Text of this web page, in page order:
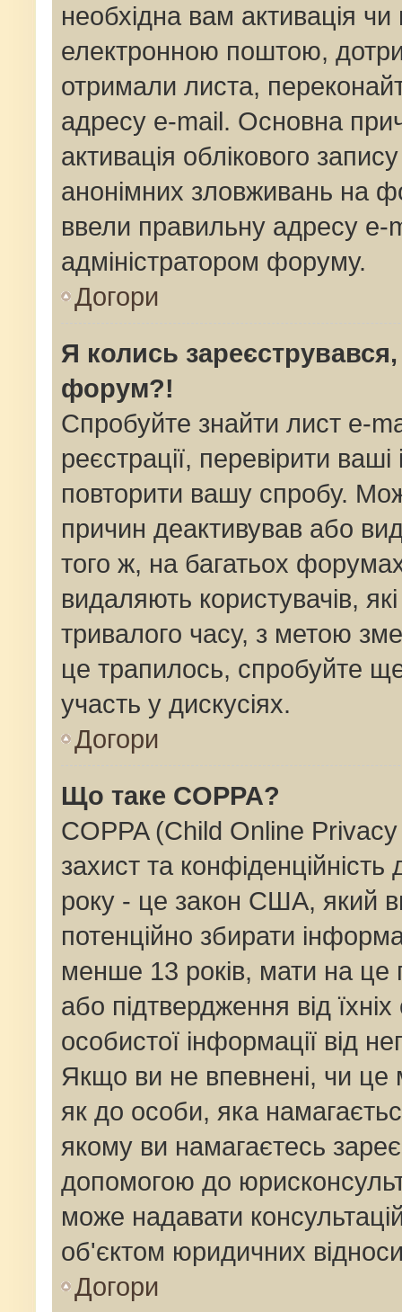
необхідна вам активація
електронною поштою,
отримали листа,
адресу e-mail. Основна
активація облікового
анонімних зловживань на
ввели правильну адресу e-
адміністратором форуму.
Догори
Я колись
форум?!
Спробуйте знайти лист e-
реєстрації, перевірити
повторити вашу спробу.
причин деактивував або
того ж, на багатьох
видаляють користувачів,
тривалого часу, з метою
це трапилось, спробуйте
участь у дискусіях.
Догори
Що таке COPPA?
COPPA (Child Online
захист та конфіденційність
року - це закон США, який
потенційно збирати
менше 13 років, мати на це
або підтвердження від
особистої інформації від
Якщо ви не впевнені, чи
як до особи, яка
якому ви намагаєтесь
допомогою до
може надавати
об'єктом юридичних
Догори